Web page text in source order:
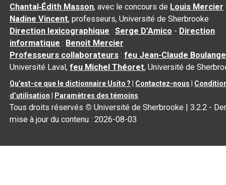
Chantal‑Édith Masson, avec le concours de Louis Mercier
Nadine Vincent, professeurs, Université de Sherbrooke
Direction lexicographique :Serge D’Amico - Direction
informatique : Benoit Mercier
Professeurs collaborateurs :feu Jean-Claude
Université Laval,feu Michel Théoret, Université de
Qu’est-ce que le dictionnaire Usito ? Contactez-nous
d’utilisation
Paramètres des témoins
Tous droits réservés © Université de Sherbrooke |3.2.2 -
mise à jour du contenu :2026-08-03